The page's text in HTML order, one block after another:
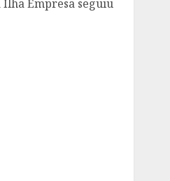
Empresa seguiu